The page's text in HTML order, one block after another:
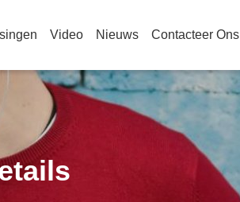
Video Nieuws Contacteer Ons